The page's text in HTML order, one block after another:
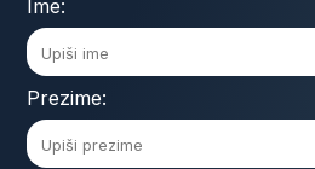
Ime:
Prezime: